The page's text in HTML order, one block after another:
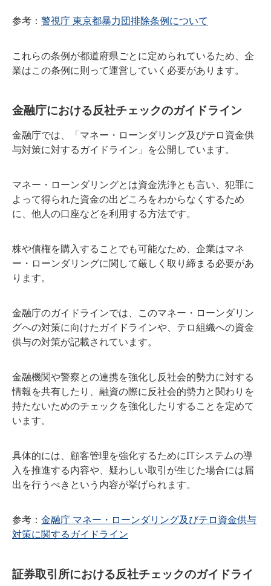
参考： 警視庁 東京都暴力団排除条例について
これらの条例が都道府県ごとに定められているため、企
業はこの条例に則って運営していく必要があります。
金融庁における反社チェックのガイドライン
金融庁では、「マネー・ローンダリング及びテロ資金供
与対策に対するガイドライン」を公開しています。
マネー・ローンダリングとは資金洗浄とも言い、犯罪に
よって得られた資金の出どころをわからなくするため
に、他人の口座などを利用する方法です。
株や債権を購入することでも可能なため、企業はマネ
ー・ローンダリングに関して厳しく取り締まる必要があ
ります。
金融庁のガイドラインでは、このマネー・ローンダリン
グへの対策に向けたガイドラインや、テロ組織への資金
供与の対策が記載されています。
金融機関や警察との連携を強化し反社会的勢力に対する
情報を共有したり、融資の際に反社会的勢力と関わりを
持たないためのチェックを強化したりすることを定めて
います。
具体的には、顧客管理を強化するためにITシステムの導
入を推進する内容や、疑わしい取引が生じた場合には届
出を行うべきという内容が挙げられます。
参考： 金融庁 マネー・ローンダリング及びテロ資金供与
対策に関するガイドライン
証券取引所における反社チェックのガイドライ